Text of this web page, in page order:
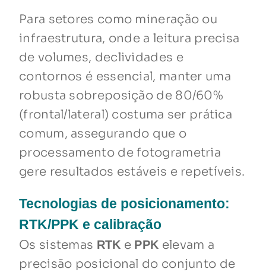
Para setores como mineração ou
infraestrutura, onde a leitura precisa
de volumes, declividades e
contornos é essencial, manter uma
robusta sobreposição de 80/60%
(frontal/lateral) costuma ser prática
comum, assegurando que o
processamento de fotogrametria
gere resultados estáveis e repetíveis.
Tecnologias de posicionamento:
RTK/PPK e calibração
Os sistemas RTK e PPK elevam a
precisão posicional do conjunto de